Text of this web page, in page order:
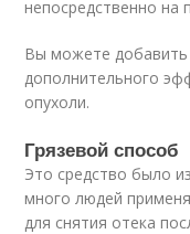
непосредственно на
Вы можете добавить
дополнительного
опухоли.
Грязевой способ
Это средство было
много людей
для снятия отека